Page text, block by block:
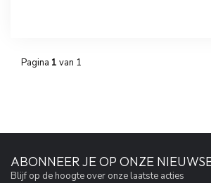
Pagina 1 van 1
ABONNEER JE OP ONZE
Blijf op de hoogte over onze laatste acties